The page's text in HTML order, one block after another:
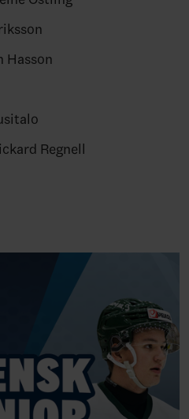
Hasson
Regnell